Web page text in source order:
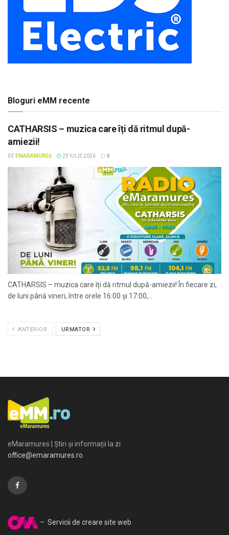
Bloguri eMM recente
CATHARSIS – muzica care îți dă ritmul după-
amiezii!
DE EMARAMUREȘ 29 IULIE 2026 0
CATHARSIS – muzica care îți dă ritmul după-amiezii! În fiecare zi,
de luni până vineri, între orele 16:00 și 17:00,...
ANTERIOR URMATOR
eMaramures | Știri și informații la zi
office@emaramures.ro
– Servicii de creare site web